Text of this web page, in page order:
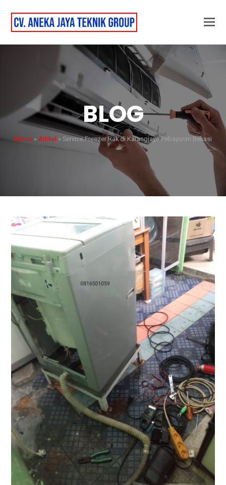
BLOG
Home» Artikel » Service Freezer Rak di Karangjaya Pebayuran Bekasi